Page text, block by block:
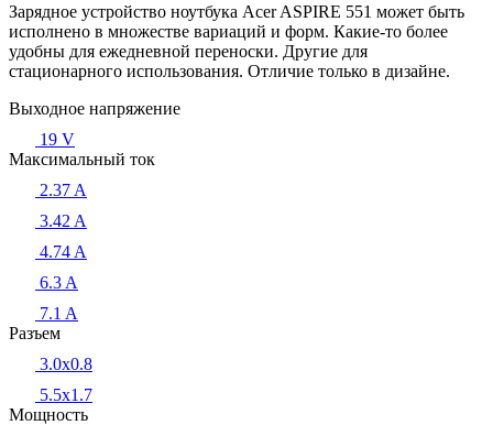
Зарядное устройство ноутбука Acer ASPIRE 551 может быть
исполнено в множестве вариаций и форм. Какие-то более
удобны для ежедневной переноски. Другие для
стационарного использования. Отличие только в дизайне.
Выходное напряжение
19 V
Максимальный ток
2.37 A
3.42 A
4.74 A
6.3 A
7.1 A
Разъем
3.0x0.8
5.5х1.7
Мощность